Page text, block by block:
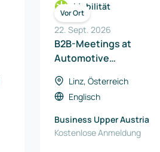
Vor Ort
Mobilität
22. Sept. 2026
B2B-Meetings at
Automotive
Conference 2026
Linz, Österreich
Englisch
Business Upper Austria
Kostenlose Anmeldung